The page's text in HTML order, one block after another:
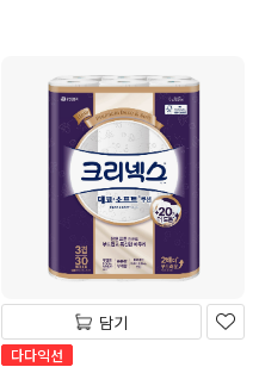
담기
다다익선